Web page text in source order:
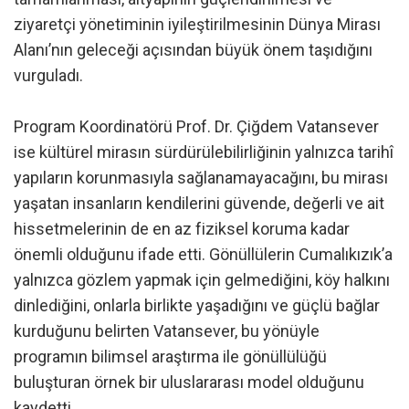
ziyaretçi yönetiminin iyileştirilmesinin Dünya Mirası
Alanı’nın geleceği açısından büyük önem taşıdığını
vurguladı.
Program Koordinatörü Prof. Dr. Çiğdem Vatansever
ise kültürel mirasın sürdürülebilirliğinin yalnızca tarihî
yapıların korunmasıyla sağlanamayacağını, bu mirası
yaşatan insanların kendilerini güvende, değerli ve ait
hissetmelerinin de en az fiziksel koruma kadar
önemli olduğunu ifade etti. Gönüllülerin Cumalıkızık’a
yalnızca gözlem yapmak için gelmediğini, köy halkını
dinlediğini, onlarla birlikte yaşadığını ve güçlü bağlar
kurduğunu belirten Vatansever, bu yönüyle
programın bilimsel araştırma ile gönüllülüğü
buluşturan örnek bir uluslararası model olduğunu